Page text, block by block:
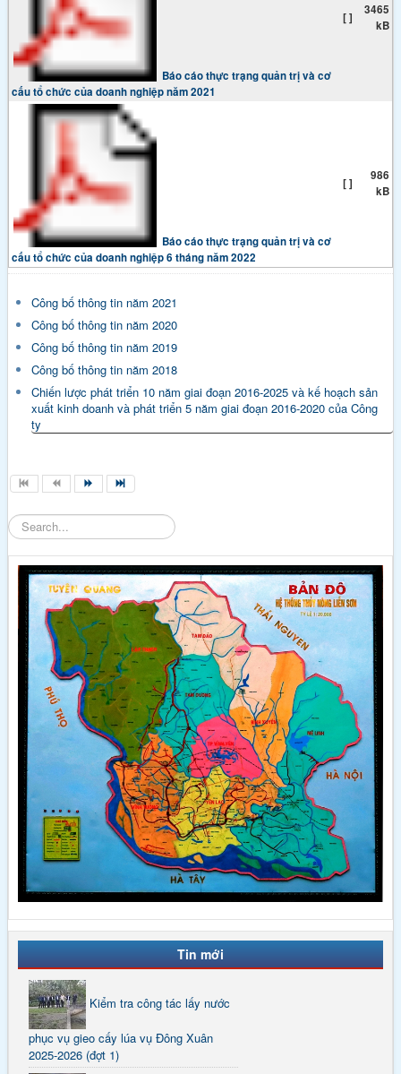
Báo cáo thực trạng quản trị và cơ
cấu tổ chức của doanh nghiệp năm 2021
[ ]
3465
kB
Báo cáo thực trạng quản trị và cơ
cấu tổ chức của doanh nghiệp 6 tháng năm 2022
[ ]
986
kB
Công bố thông tin năm 2021
Công bố thông tin năm 2020
Công bố thông tin năm 2019
Công bố thông tin năm 2018
Chiến lược phát triển 10 năm giai đoạn 2016-2025 và kế hoạch sản
xuất kinh doanh và phát triển 5 năm giai đoạn 2016-2020 của Công
ty
Tìm
kiếm
Tin mới
Kiểm tra công tác lấy nước
phục vụ gieo cấy lúa vụ Đông Xuân
2025-2026 (đợt 1)